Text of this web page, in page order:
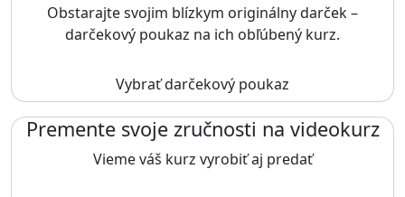
Obstarajte svojim blízkym originálny darček –
darčekový poukaz na ich obľúbený kurz.
Vybrať darčekový poukaz
Premente svoje zručnosti na videokurz
Vieme váš kurz vyrobiť aj predať